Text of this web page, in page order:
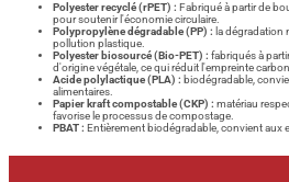
Polyester recyclé (rPET) : Fabriqué à partir de
pour soutenir l'économie circulaire.
Polypropylène dégradable (PP) : la dégradation
pollution plastique.
Polyester biosourcé (Bio-PET) : fabriqués à
d'origine végétale, ce qui réduit l'empreinte
Acide polylactique (PLA) : biodégradable,
alimentaires.
Papier kraft compostable (CKP) : matériau
favorise le processus de compostage.
PBAT : Entièrement biodégradable, convient aux